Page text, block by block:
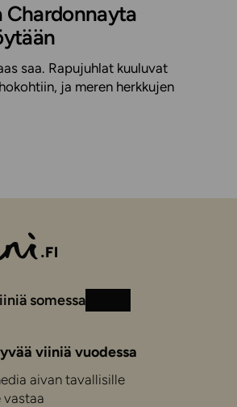
Chardonnayta
saa. Rapujuhlat kuuluvat
ja meren herkkujen
somessa Instagram
Facebook
viiniä vuodessa
aivan tavallisille
vastaa